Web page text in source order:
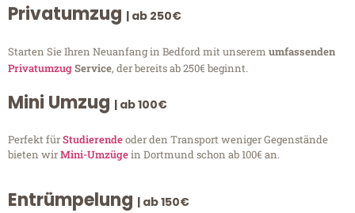
Privatumzug | ab 250€
Starten Sie Ihren Neuanfang in Bedford mit unserem umfassenden
PrivatumzugService, der bereits ab 250€ beginnt.
Mini Umzug | ab 100€
Perfekt fürStudierendeoder den Transport weniger Gegenstände
bieten wirMini-Umzügein Dortmund schon ab 100€ an.
Entrümpelung | ab 150€